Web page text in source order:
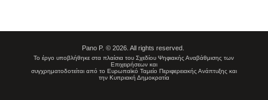
Pano P. © 2026. All rights reserved.
Το έργο υποβλήθηκε στα πλαίσια του Σχεδίου Ψηφιακής Αναβάθμισης των
Επιχειρήσεων και
συγχρηματοδοτείται από το Ευρωπαϊκό Ταμείο Περιφερειακής Ανάπτυξης και
την Κυπριακή Δημοκρατία